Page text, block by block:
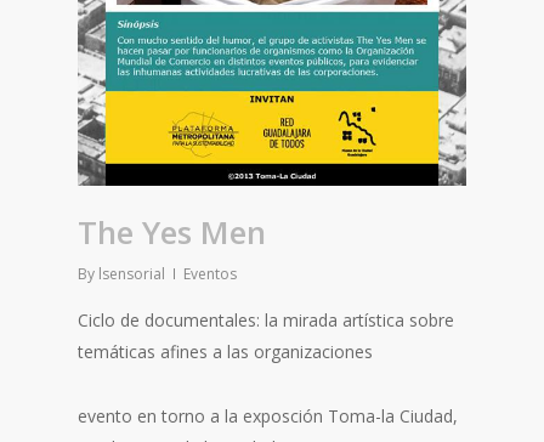
The Yes Men
By lsensorial Eventos
Ciclo de documentales: la mirada artística sobre
temáticas afines a las organizaciones
evento en torno a la exposción Toma-la Ciudad,